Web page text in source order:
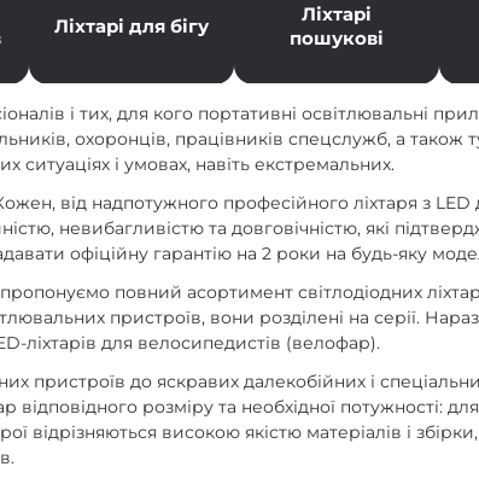
Ліхтарі для бігу
Ліхтарі
пошукові
і тих, для кого портативні освітлювальні
охоронців, працівників спецслужб, а також
ситуаціях і умовах, навіть екстремальних.
від надпотужного професійного ліхтаря з LED
невибагливістю та довговічністю, які
офіційну гарантію на 2 роки на будь-яку
повний асортимент світлодіодних
пристроїв, вони розділені на серії.
ліхтарів для велосипедистів (велофар).
пристроїв до яскравих далекобійних і
розміру та необхідної потужності:
відрізняються високою якістю матеріалів і